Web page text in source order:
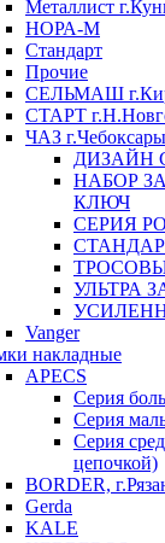
Металлист
НОРА-М
Стандарт
Прочие
СЕЛЬМАШ
СТАРТ
ЧАЗ г.Чебоксары
ДИЗАЙН
НАБОР
КЛЮЧ
СЕРИЯ
УЛЬТРА
Vanger
накладные
APECS
Серия
Серия
Серия
цепочкой)
BORDER,
Gerda
KALE